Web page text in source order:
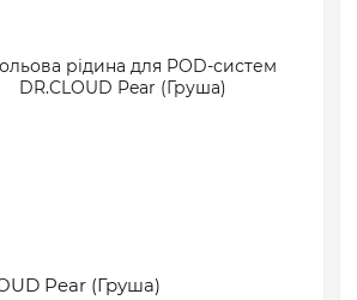
Pear (Груша)